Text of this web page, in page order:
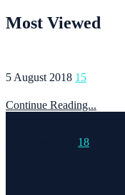
Most Viewed
5 August 2018 15
Continue Reading...
18